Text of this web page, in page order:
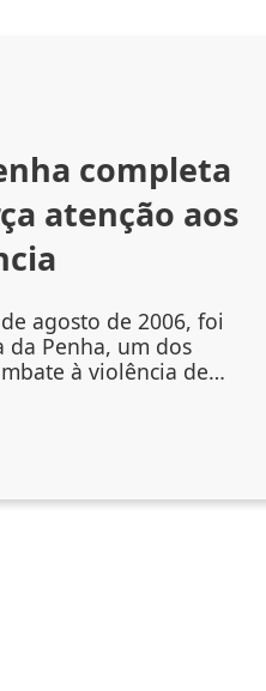
completa
atenção aos
agosto de 2006, foi
Penha, um dos
à violência de
ampliou os
acolhimento das
mas também
atentar aos sinais de